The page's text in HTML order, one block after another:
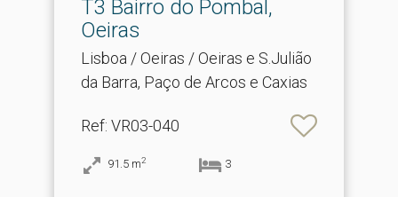
T3 Bairro do Pombal,
Oeiras
Lisboa / Oeiras / Oeiras e S.Julião
da Barra, Paço de Arcos e Caxias
Ref: VR03-040
91.5 m2 3